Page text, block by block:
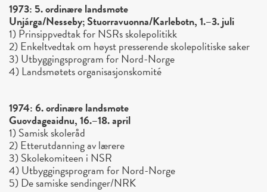
1973: 5. ordinære landsmøte
Unjárga/Nesseby; Stuorravuonna/Karlebotn, 1.–3. juli
1) Prinsippvedtak for NSRs skolepolitikk
2) Enkeltvedtak om høyst presserende skolepolitiske saker
3) Utbyggingsprogram for Nord-Norge
4) Landsmøtets organisasjonskomité
1974: 6. ordinære landsmøte
Guovdageaidnu, 16.–18. april
1) Samisk skoleråd
2) Etterutdanning av lærere
3) Skolekomiteen i NSR
4) Utbyggingsprogram for Nord-Norge
5) De samiske sendinger/NRK